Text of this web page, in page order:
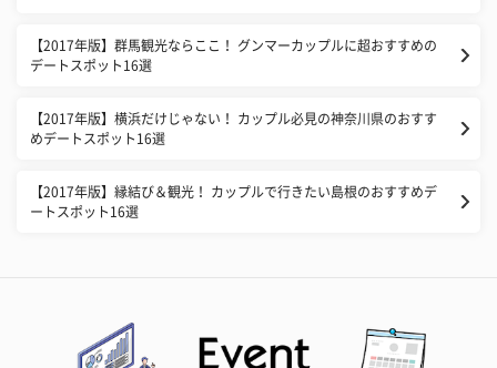
【2017年版】群馬観光ならここ！ グンマーカップルに超おすすめの
デートスポット16選
【2017年版】横浜だけじゃない！ カップル必見の神奈川県のおすす
めデートスポット16選
【2017年版】縁結び＆観光！ カップルで行きたい島根のおすすめデ
ートスポット16選